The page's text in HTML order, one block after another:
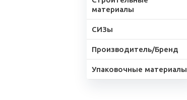
материалы
СИЗы
Производитель/Бренд
Упаковочные материалы